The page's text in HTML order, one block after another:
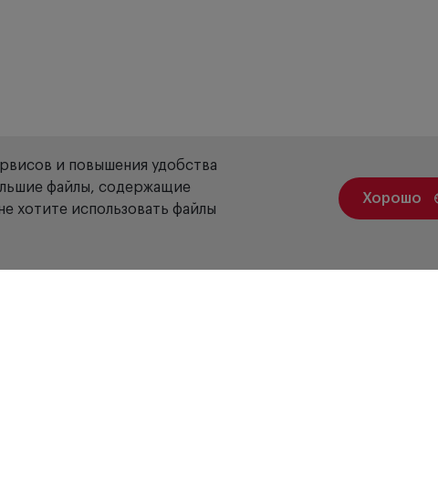
и повышения удобства
файлы, содержащие
хотите использовать файлы
Хорошо